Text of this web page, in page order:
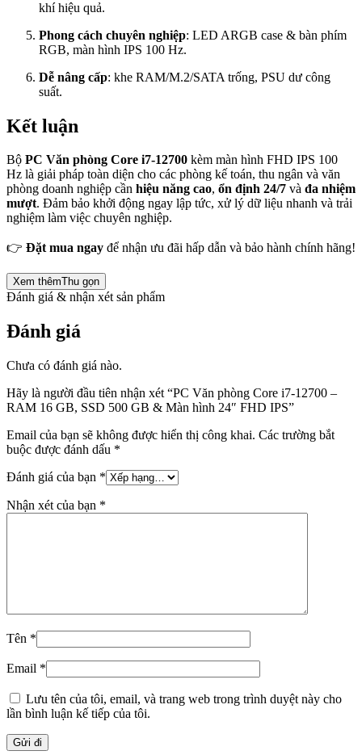
khí hiệu quả.
Phong cách chuyên nghiệp: LED ARGB case & bàn phím
RGB, màn hình IPS 100 Hz.
Dễ nâng cấp: khe RAM/M.2/SATA trống, PSU dư công
suất.
Kết luận
Bộ PC Văn phòng Core i7-12700 kèm màn hình FHD IPS 100
Hz là giải pháp toàn diện cho các phòng kế toán, thu ngân và văn
phòng doanh nghiệp cần hiệu năng cao, ổn định 24/7 và đa nhiệm
mượt. Đảm bảo khởi động ngay lập tức, xử lý dữ liệu nhanh và trải
nghiệm làm việc chuyên nghiệp.
👉 Đặt mua ngay để nhận ưu đãi hấp dẫn và bảo hành chính hãng!
Xem thêmThu gọn
Đánh giá & nhận xét sản phẩm
Đánh giá
Chưa có đánh giá nào.
Hãy là người đầu tiên nhận xét “PC Văn phòng Core i7-12700 –
RAM 16 GB, SSD 500 GB & Màn hình 24″ FHD IPS”
Email của bạn sẽ không được hiển thị công khai. Các trường bắt
buộc được đánh dấu *
Đánh giá của bạn *
Nhận xét của bạn *
Tên *
Email *
Lưu tên của tôi, email, và trang web trong trình duyệt này cho
lần bình luận kế tiếp của tôi.